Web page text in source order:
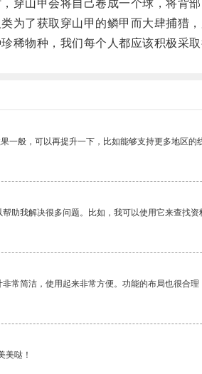
山甲会将自己卷成一个球，将背部
了获取穿山甲的鳞甲而大肆捕猎，
物种，我们每个人都应该积极采取
一般，可以再提升一下，比如能够支持更多地区的
助我解决很多问题。比如，我可以使用它来查找资
常简洁，使用起来非常方便。功能的布局也很合理
美哒！